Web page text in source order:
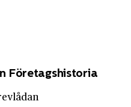
Företagshistoria